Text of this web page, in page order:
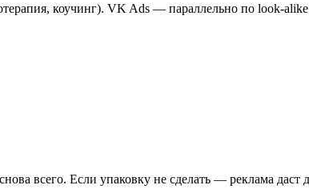
коучинг). VK Ads — параллельно по look-
всего. Если упаковку не сделать — реклама даст